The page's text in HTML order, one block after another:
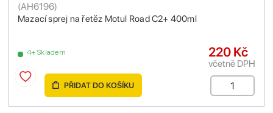
Mazací sprej na řetěz Motul Road C2+ 400ml
(AH6196)
4+ Skladem 220 Kč
včetně DPH
PŘIDAT DO KOŠÍKU